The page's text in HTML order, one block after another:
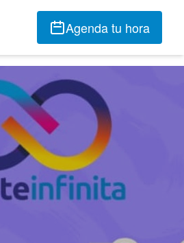
Agenda tu hora